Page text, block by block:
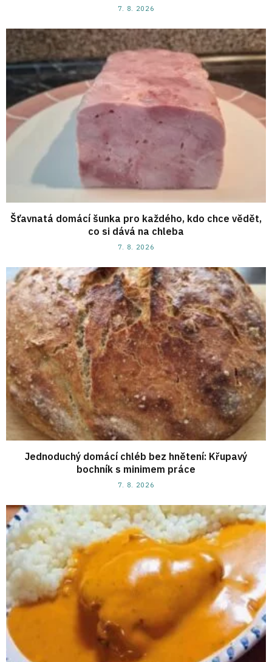
7. 8. 2026
Šťavnatá domácí šunka pro každého, kdo chce vědět,
co si dává na chleba
7. 8. 2026
Jednoduchý domácí chléb bez hnětení: Křupavý
bochník s minimem práce
7. 8. 2026